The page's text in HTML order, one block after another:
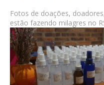
Fotos de doações,
estão fazendo milagres no